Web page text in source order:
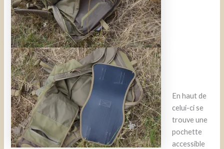
En haut de
celui-ci se
trouve une
pochette
accessible